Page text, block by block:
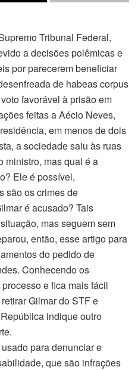
Tribunal Federal,
a decisões polêmicas e
por parecerem beneficiar
de habeas corpus
favorável à prisão em
feitas a Aécio Neves,
em menos de dois
a sociedade saiu às ruas
ministro, mas qual é a
Ele é possível,
são os crimes de
é acusado? Tais
mas seguem sem
então, esse artigo para
do pedido de
Conhecendo os
e fica mais fácil
Gilmar do STF e
indique outro
para denunciar e
que são infrações